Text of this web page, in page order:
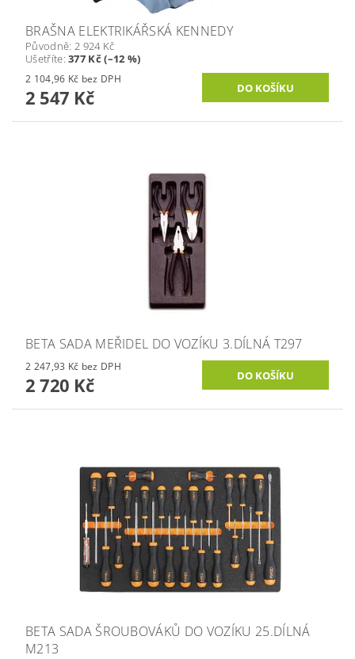
BRAŠNA ELEKTRIKÁŘSKÁ KENNEDY
Původně: 2 924 Kč
Ušetříte:377 Kč (–12 %)
2 104,96 Kč bez DPH
2 547 Kč
BETA SADA MEŘIDEL DO VOZÍKU 3.DÍLNÁ T297
2 247,93 Kč bez DPH
2 720 Kč
BETA SADA ŠROUBOVÁKŮ DO VOZÍKU 25.DÍLNÁ
M213